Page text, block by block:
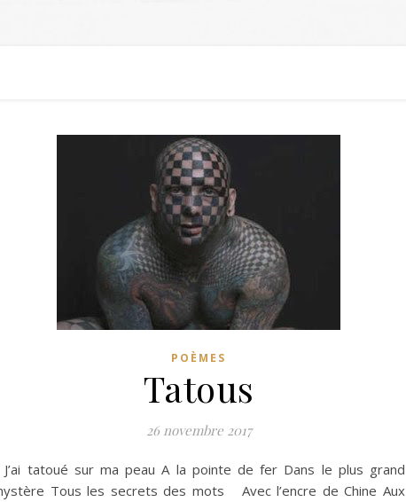
POÈMES
Tatous
26 novembre 2017
tatoué sur ma peau A la pointe de fer Dans le plus grand
Tous les secrets des mots Avec l’encre de Chine Aux